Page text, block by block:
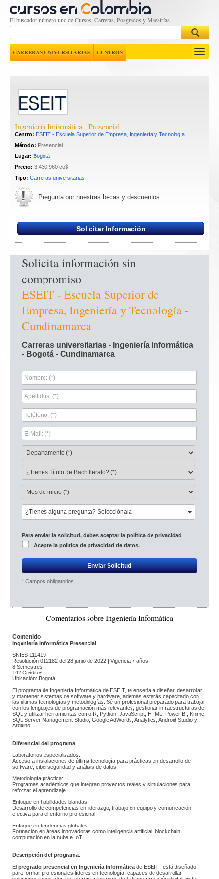
El buscador número uno de Cursos, Carreras, Posgrados y Maestrías.
Toggle
CARRERAS UNIVERSITARIAS CENTROS
Ingeniería Informática - Presencial
Centro: ESEIT - Escuela Superior de Empresa, Ingeniería y Tecnología
Método: Presencial
Lugar: Bogotá
Precio: 3.430.960 co$
Tipo: Carreras universitarias
Pregunta por nuestras becas y descuentos.
Solicitar Información
Solicita información sin
compromiso
ESEIT - Escuela Superior de
Empresa, Ingeniería y Tecnología -
Cundinamarca
Carreras universitarias - Ingeniería Informática
- Bogotá - Cundinamarca
¿Tienes alguna pregunta? Selecciónala
Para enviar la solicitud, debes aceptar la política de privacidad
Acepte la política de privacidad de datos.
Enviar Solicitud
*Campos obligatorios
Comentarios sobre Ingeniería Informática
Contenido
Ingeniería Informática Presencial
SNIES 111419
Resolución 012182 del 28 junio de 2022 | Vigencia 7 años.
8 Semestres
142 Créditos
Ubicación: Bogotá
El programa de Ingeniería Informática de ESEIT, te enseña a diseñar, desarrollar
y mantener sistemas de software y hardware, además estarás capacitado con
las últimas tecnologías y metodologías. Sé un profesional preparado para trabajar
con los lenguajes de programación más relevantes, gestionar infraestructuras de
SQL y utilizar herramientas como R, Python, JavaScript, HTML, Power BI, Knime,
SQL Server Management Studio, Google AdWords, Analytics, Android Studio y
Arduino.
Diferencial del programa
Laboratorios especializados:
Acceso a instalaciones de última tecnología para prácticas en desarrollo de
software, ciberseguridad y análisis de datos.
Metodología práctica:
Programas académicos que integran proyectos reales y simulaciones para
reforzar el aprendizaje.
Enfoque en habilidades blandas:
Desarrollo de competencias en liderazgo, trabajo en equipo y comunicación
efectiva para el entorno profesional.
Enfoque en tendencias globales:
Formación en áreas innovadoras como inteligencia artificial, blockchain,
computación en la nube e IoT.
Descripción del programa
Elpregrado presencial en Ingeniería Informática de ESEIT, está diseñado
para formar profesionales líderes en tecnología, capaces de desarrollar